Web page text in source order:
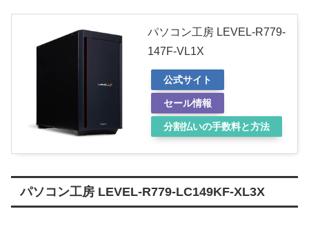
パソコン工房 LEVEL-R779-
147F-VL1X
公式サイト
セール情報
分割払いの手数料と方法
パソコン工房 LEVEL-R779-LC149KF-XL3X